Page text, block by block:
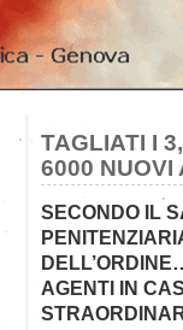
TAGLIATI I
6000 NUOVI
SECONDO IL
AGENTI IN